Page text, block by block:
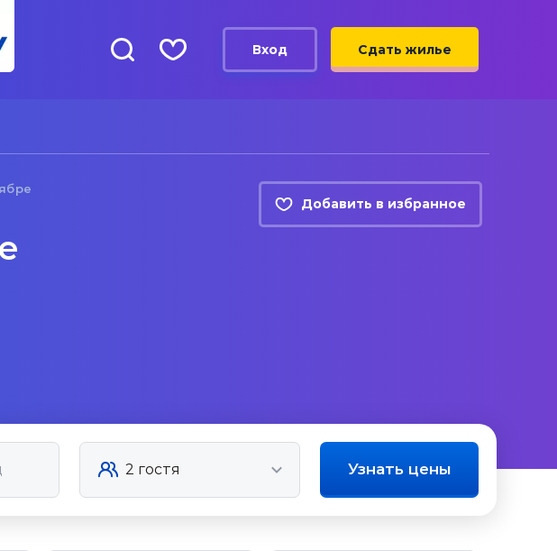
Вход Сдать жилье
Добавить в избранное
Узнать цены